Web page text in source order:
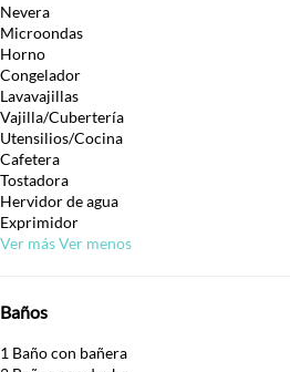
Nevera
Microondas
Horno
Congelador
Lavavajillas
Vajilla/Cubertería
Utensilios/Cocina
Cafetera
Tostadora
Hervidor de agua
Exprimidor
Ver másVer menos
Baños
1 Baño con bañera